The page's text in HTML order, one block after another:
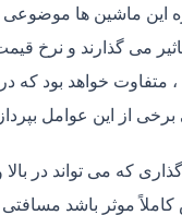
این ماشین ها
می گذارند و نرخ
متفاوت خواهد بود که
از این عوامل
که می تواند در
کاملاً موثر باشد